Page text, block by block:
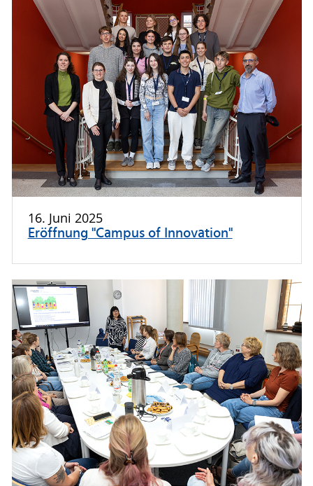
16. Juni 2025
Eröffnung "Campus of Innovation"